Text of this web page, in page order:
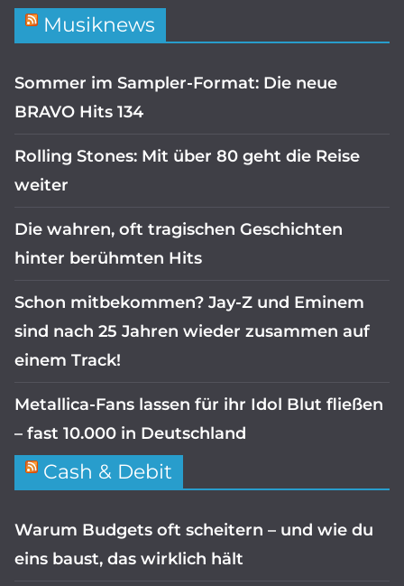
Musiknews
Sommer im Sampler-Format: Die neue
BRAVO Hits 134
Rolling Stones: Mit über 80 geht die Reise
weiter
Die wahren, oft tragischen Geschichten
hinter berühmten Hits
Schon mitbekommen? Jay-Z und Eminem
sind nach 25 Jahren wieder zusammen auf
einem Track!
Metallica-Fans lassen für ihr Idol Blut fließen
– fast 10.000 in Deutschland
Cash & Debit
Warum Budgets oft scheitern – und wie du
eins baust, das wirklich hält